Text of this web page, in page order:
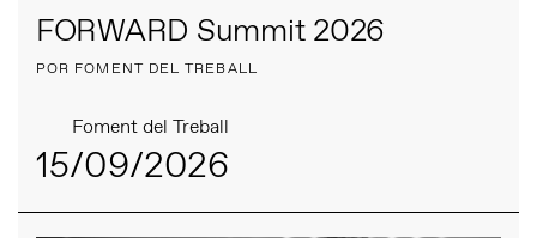
FORWARD Summit 2026
POR FOMENT DEL TREBALL
Foment del Treball
15/09/2026